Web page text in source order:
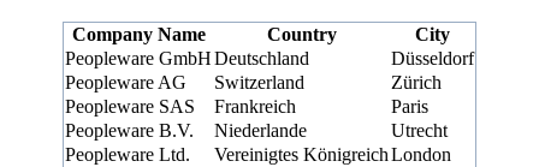
Company Name Country
City
Peopleware GmbHDeutschland
Düsseldorf
Peopleware AG
Switzerland
Zürich
Peopleware SAS Frankreich
Paris
Peopleware B.V. Niederlande
Utrecht
Peopleware Ltd. Vereinigtes KönigreichLondon